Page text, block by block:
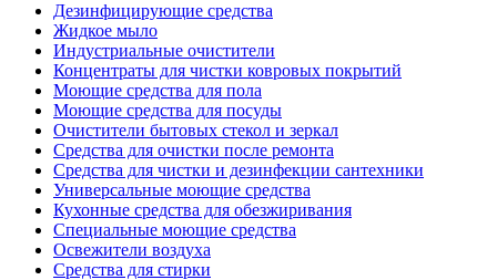
Дезинфицирующие средства
Жидкое мыло
Индустриальные очистители
Концентраты для чистки ковровых покрытий
Моющие средства для пола
Моющие средства для посуды
Очистители бытовых стекол и зеркал
Средства для очистки после ремонта
Средства для чистки и дезинфекции сантехники
Универсальные моющие средства
Кухонные средства для обезжиривания
Специальные моющие средства
Освежители воздуха
Средства для стирки